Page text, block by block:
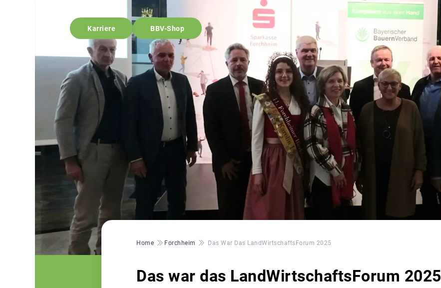
Karriere BBV-Shop
Pfadnavigation
Home Forchheim Das War Das LandWirtschaftsForum 2025
Das war das LandWirtschaftsForum 2025